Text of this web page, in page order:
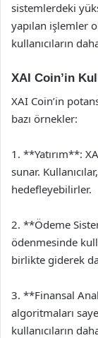
sistemlerdeki
yapılan işlemler
kullanıcıların
XAI Coin’in
XAI Coin’in
bazı örnekler:
1. **Yatırım**:
sunar.
hedefleyebilirler.
2. **Ödeme
ödenmesinde
birlikte giderek
3. **Finansal
algoritmaları
kullanıcıların